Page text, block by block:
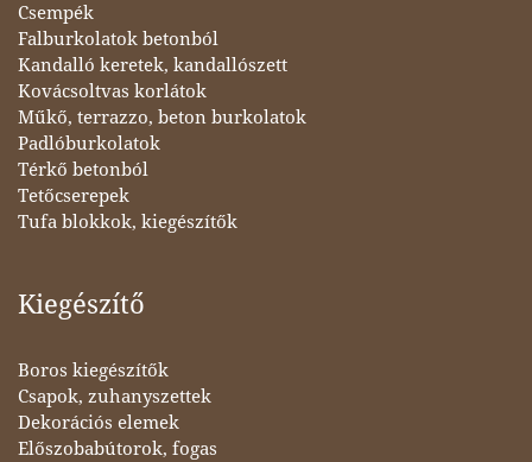
Csempék
Falburkolatok betonból
Kandalló keretek, kandallószett
Kovácsoltvas korlátok
Műkő, terrazzo, beton burkolatok
Padlóburkolatok
Térkő betonból
Tetőcserepek
Tufa blokkok, kiegészítők
Kiegészítő
Boros kiegészítők
Csapok, zuhanyszettek
Dekorációs elemek
Előszobabútorok, fogas